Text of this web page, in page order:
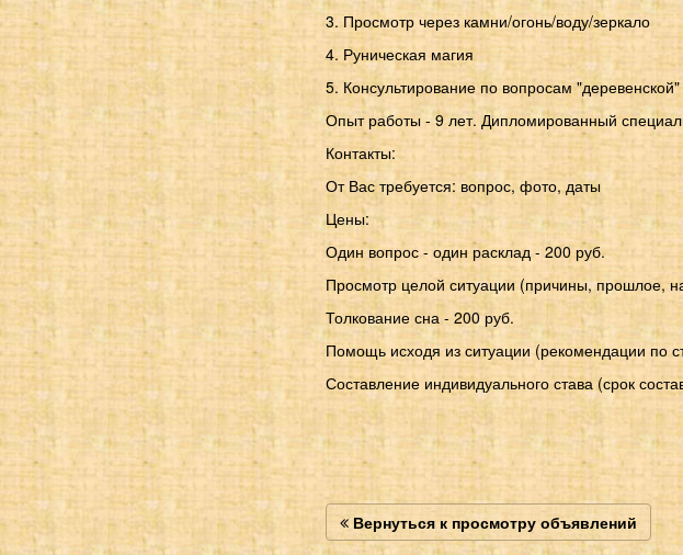
3. Просмотр через камни/огонь/воду/зеркало
4. Руническая магия
5. Консультирование по вопросам
Опыт работы - 9 лет. Дипломированный
Контакты:
От Вас требуется: вопрос, фото, даты
Цены:
Один вопрос - один расклад - 200 руб.
Просмотр целой ситуации (причины, прошлое,
Толкование сна - 200 руб.
Помощь исходя из ситуации (рекомендации по
Составление индивидуального става (срок
Вернуться к просмотру объявлений